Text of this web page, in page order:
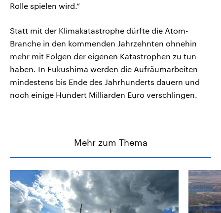
Rolle spielen wird.“
Statt mit der Klimakatastrophe dürfte die Atom-
Branche in den kommenden Jahrzehnten ohnehin
mehr mit Folgen der eigenen Katastrophen zu tun
haben. In Fukushima werden die Aufräumarbeiten
mindestens bis Ende des Jahrhunderts dauern und
noch einige Hundert Milliarden Euro verschlingen.
Mehr zum Thema